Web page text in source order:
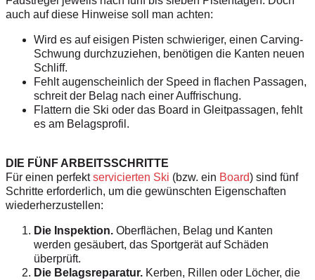
auch auf diese Hinweise soll man achten:
Wird es auf eisigen Pisten schwieriger, einen Carving-
Schwung durchzuziehen, benötigen die Kanten neuen
Schliff.
Fehlt augenscheinlich der Speed in flachen Passagen,
schreit der Belag nach einer Auffrischung.
Flattern die Ski oder das Board in Gleitpassagen, fehlt
es am Belagsprofil.
DIE FÜNF ARBEITSSCHRITTE
Für einen perfektservicierten Ski (bzw. ein Board) sind fünf
Schritte erforderlich, um die gewünschten Eigenschaften
wiederherzustellen:
Die Inspektion. Oberflächen, Belag und Kanten
werden gesäubert, das Sportgerät auf Schäden
überprüft.
Die Belagsreparatur. Kerben, Rillen oder Löcher, die